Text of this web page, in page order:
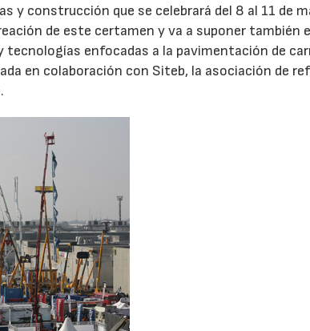
y construcción que se celebrará del 8 al 11 de
de este certamen y va a suponer también
tecnologías enfocadas a la pavimentación de
en colaboración con Siteb, la asociación de